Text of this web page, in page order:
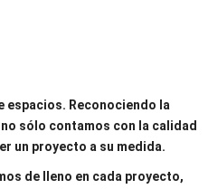
Reconociendo la
sólo contamos con la calidad
un proyecto a su medida.
de lleno en cada proyecto,